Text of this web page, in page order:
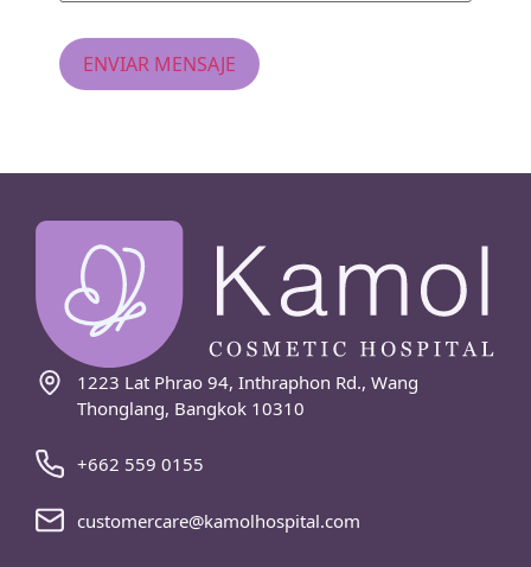
1223 Lat Phrao 94, Inthraphon Rd., Wang
Thonglang, Bangkok 10310
+662 559 0155
customercare@kamolhospital.com